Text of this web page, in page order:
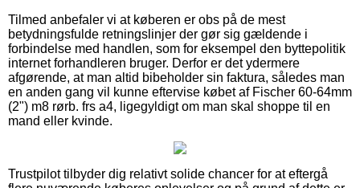
Tilmed anbefaler vi at køberen er obs på de mest
betydningsfulde retningslinjer der gør sig gældende i
forbindelse med handlen, som for eksempel den byttepolitik
internet forhandleren bruger. Derfor er det ydermere
afgørende, at man altid bibeholder sin faktura, således man
en anden gang vil kunne eftervise købet af Fischer 60-64mm
(2") m8 rørb. frs a4, ligegyldigt om man skal shoppe til en
mand eller kvinde.
Trustpilot tilbyder dig relativt solide chancer for at eftergå